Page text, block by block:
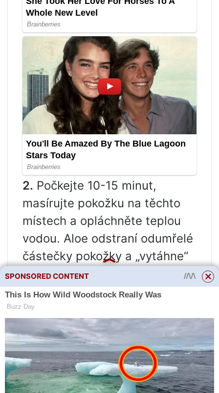
2. Počkejte 10-15 minut,
masírujte pokožku na těchto
místech a opláchněte teplou
vodou. Aloe odstraní odumřelé
částečky pokožky a „vytáhne“
všechny nečistoty z pórů.
3.Výsledek lze zafixovat
jílovou maskou pro maximální
vyčištění pleti a uzavření pórů.
Tato maska ​​je vhodná i pro
suchou pokožku obličeje,
protože šťáva z aloe jemně
SPONSORED CONTENT